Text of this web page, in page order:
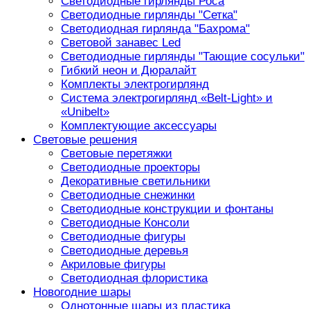
Светодиодные гирлянды "Сетка"
Светодиодная гирлянда "Бахрома"
Световой занавес Led
Светодиодные гирлянды "Тающие сосульки"
Гибкий неон и Дюралайт
Комплекты электрогирлянд
Система электрогирлянд «Belt-Light» и
«Unibelt»
Комплектующие аксессуары
Световые решения
Световые перетяжки
Светодиодные проекторы
Декоративные светильники
Светодиодные снежинки
Светодиодные конструкции и фонтаны
Светодиодные Консоли
Светодиодные фигуры
Светодиодные деревья
Акриловые фигуры
Светодиодная флористика
Новогодние шары
Однотонные шары из пластика